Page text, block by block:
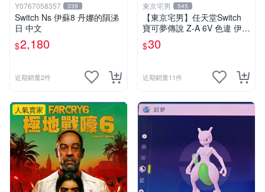
Y0767058357 339
Switch Ns 伊蘇8 丹娜的隕涕
日 中文
$2,180
近期銷量2件
東京宅男 545
【東京宅男】任天堂Switch
寶可夢傳說 Z-A 6V 色違 伊裴
爾塔爾
$30
近期銷量11件
人氣賣家